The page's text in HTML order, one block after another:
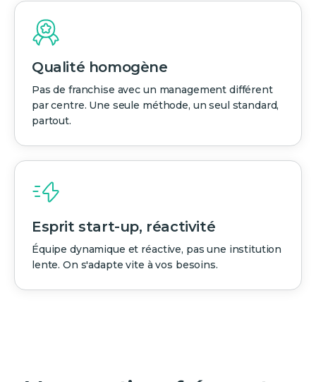
Qualité homogène
Pas de franchise avec un management différent
par centre. Une seule méthode, un seul standard,
partout.
Esprit start-up, réactivité
Équipe dynamique et réactive, pas une institution
lente. On s'adapte vite à vos besoins.